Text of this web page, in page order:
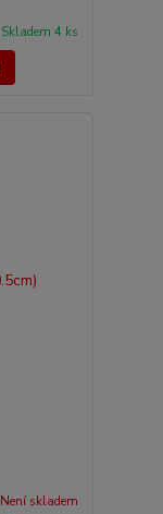
Skladem 4 ks
Není skladem